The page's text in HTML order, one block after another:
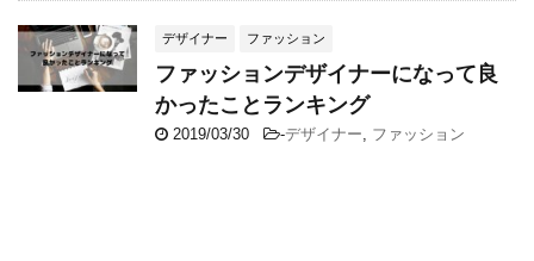
デザイナー ファッション
ファッションデザイナーになって良
かったことランキング
2019/03/30 -デザイナー, ファッション